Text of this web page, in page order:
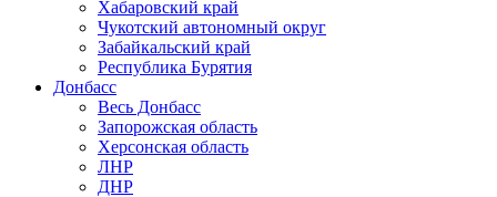
Хабаровский край
Чукотский автономный округ
Забайкальский край
Республика Бурятия
Донбасс
Весь Донбасс
Запорожская область
Херсонская область
ЛНР
ДНР